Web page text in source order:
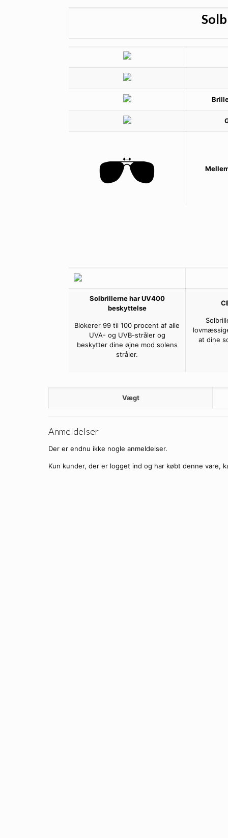
Solbrillerne har UV400
beskyttelse
Blokerer 99 til 100 procent af alle
UVA- og UVB-stråler og
beskytter dine øjne mod solens
stråler.
at dine
Vægt
Anmeldelser
Der er endnu ikke nogle anmeldelser.
Kun kunder, der er logget ind og har købt denne vare,